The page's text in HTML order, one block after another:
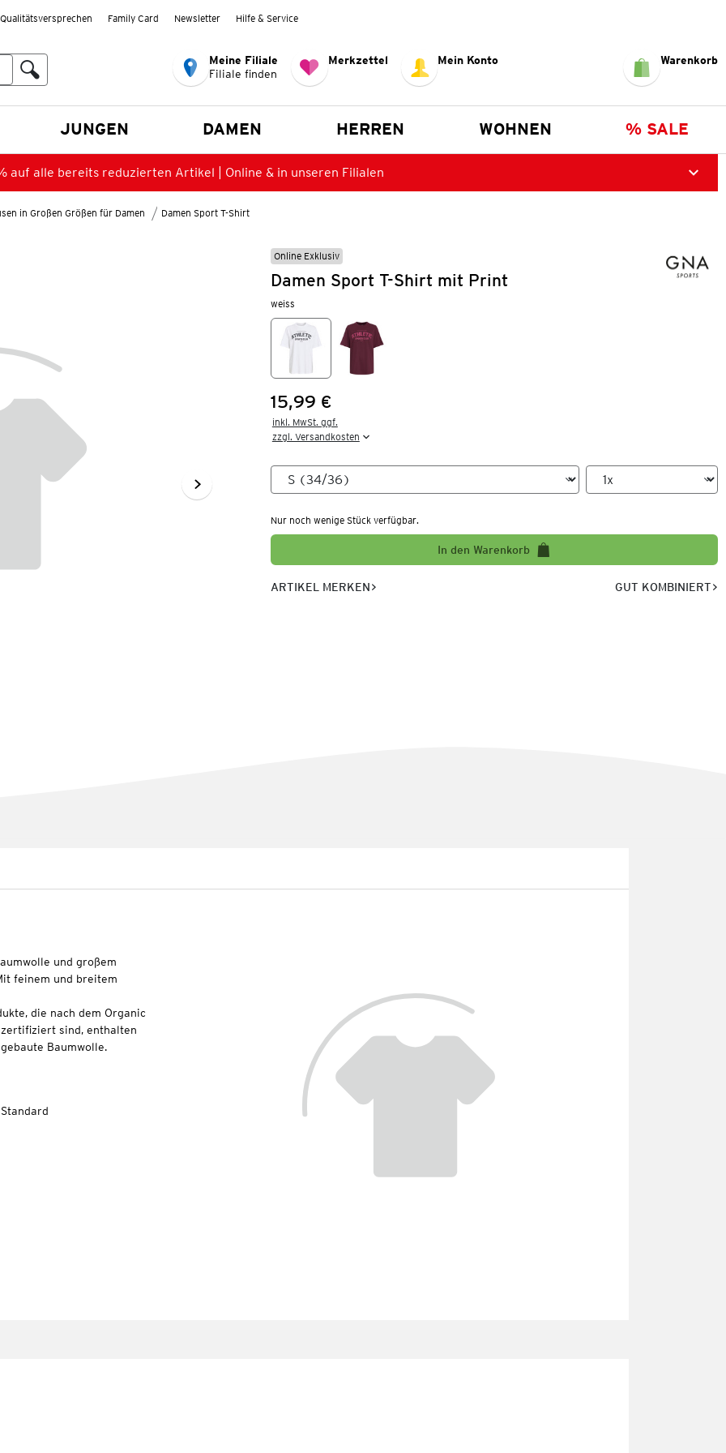
Qualitätsversprechen Family Card Newsletter Hilfe & Service
Meine Filiale
Filiale finden
Merkzettel Mein Konto Warenkorb
JUNGEN DAMEN HERREN WOHNEN % SALE
auf alle bereits reduzierten Artikel | Online & in unseren Filialen
in Großen Größen für Damen Damen Sport T-Shirt
Online Exklusiv
Damen Sport T-Shirt mit Print
weiss
Preis:
15,99 €
inkl. MwSt. ggf.
zzgl. Versandkosten
Nur noch wenige Stück verfügbar.
In den Warenkorb
ARTIKEL MERKEN GUT KOMBINIERT
und großem
feinem und breitem
die nach dem Organic
sind, enthalten
Baumwolle.